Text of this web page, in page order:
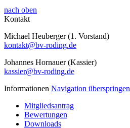
nach oben
Kontakt
Michael Heuberger (1. Vorstand)
kontakt@bv-roding.de
Johannes Hornauer (Kassier)
kassier@bv-roding.de
Informationen Navigation überspringen
Mitgliedsantrag
Bewertungen
Downloads